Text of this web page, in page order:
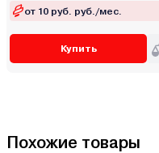
от 10 руб. руб./мес.
Купить
Похожие товары